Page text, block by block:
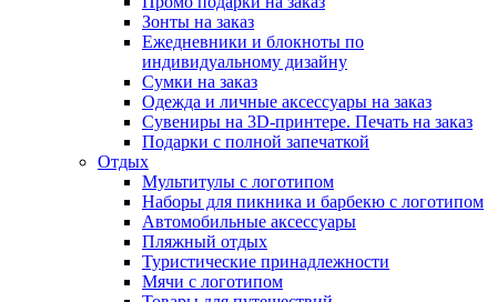
Зонты на заказ
Ежедневники и блокноты по
индивидуальному дизайну
Сумки на заказ
Одежда и личные аксессуары на заказ
Сувениры на 3D-принтере. Печать на заказ
Подарки с полной запечаткой
Отдых
Мультитулы с логотипом
Наборы для пикника и барбекю с логотипом
Автомобильные аксессуары
Пляжный отдых
Туристические принадлежности
Мячи с логотипом